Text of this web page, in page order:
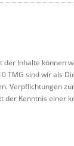
Inhalte können
TMG sind wir
Verpflichtungen
Kenntnis einer